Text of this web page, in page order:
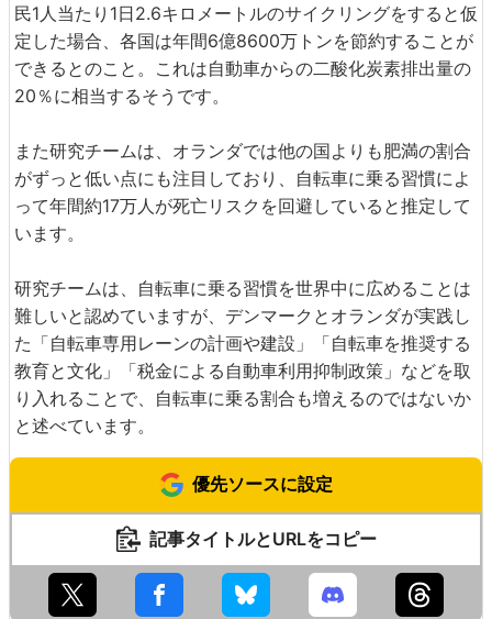
民1人当たり1日2.6キロメートルのサイクリングをすると仮
定した場合、各国は年間6億8600万トンを節約することが
できるとのこと。これは自動車からの二酸化炭素排出量の
20％に相当するそうです。
また研究チームは、オランダでは他の国よりも肥満の割合
がずっと低い点にも注目しており、自転車に乗る習慣によ
って年間約17万人が死亡リスクを回避していると推定して
います。
研究チームは、自転車に乗る習慣を世界中に広めることは
難しいと認めていますが、デンマークとオランダが実践し
た「自転車専用レーンの計画や建設」「自転車を推奨する
教育と文化」「税金による自動車利用抑制政策」などを取
り入れることで、自転車に乗る割合も増えるのではないか
と述べています。
優先ソースに設定
記事タイトルとURLをコピー